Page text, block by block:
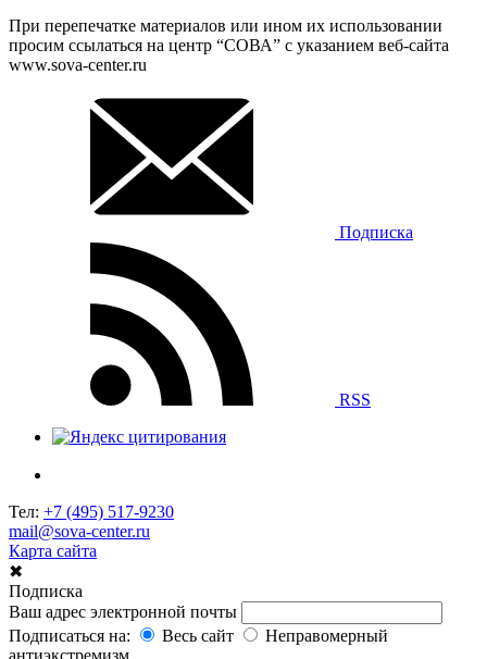
При перепечатке материалов или ином их использовании
просим ссылаться на центр “СОВА” с указанием веб-сайта
www.sova-center.ru
Подписка
RSS
Тел: +7 (495) 517-9230
mail@sova-center.ru
Карта сайта
✖
Подписка
Ваш адрес электронной почты
Подписаться на:
Весь сайт
Неправомерный